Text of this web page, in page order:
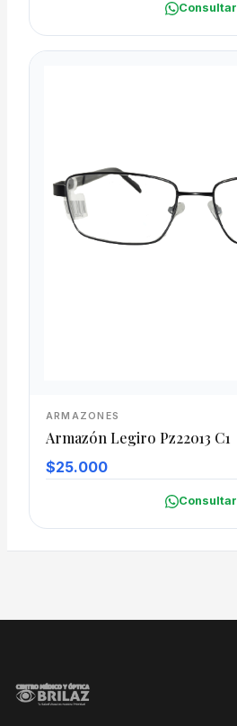
Consultar
ARMAZONES
Armazón Legiro Pz22013 C1
$25.000
Consultar